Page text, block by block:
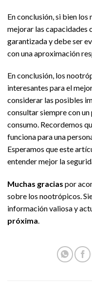
En conclusión, si bien
mejorar las capacidades
garantizada y debe ser
con una aproximación
En conclusión, los
interesantes para el
considerar las posibles
consultar siempre con
consumo. Recordemos
funciona para una
Esperamos que este
entender mejor la
Muchas gracias por
sobre los nootrópicos.
información valiosa y
próxima.